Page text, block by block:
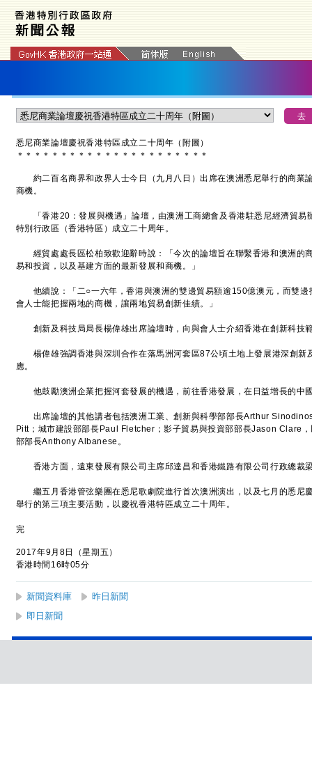
悉尼商業論壇慶祝香港特區成立二十周年（附圖）
＊ ＊ ＊ ＊ ＊ ＊ ＊ ＊ ＊ ＊ ＊ ＊ ＊ ＊ ＊ ＊ ＊ ＊ ＊ ＊ ＊ ＊
約二百名商界和政界人士今日（九月八日）出席在澳洲悉尼舉行的商業
商機。
「香港20：發展與機遇」論壇，由澳洲工商總會及香港駐悉尼經濟貿易
特別行政區（香港特區）成立二十周年。
經貿處處長區松柏致歡迎辭時說：「今次的論壇旨在聯繫香港和澳洲的
易和投資，以及基建方面的最新發展和商機。」
他續說：「二○一六年，香港與澳洲的雙邊貿易額逾150億澳元，而雙邊
會人士能把握兩地的商機，讓兩地貿易創新佳績。」
創新及科技局局長楊偉雄出席論壇時，向與會人士介紹香港在創新科技
楊偉雄強調香港與深圳合作在落馬洲河套區87公頃土地上發展港深創新
應。
他鼓勵澳洲企業把握河套發展的機遇，前往香港發展，在日益增長的中
出席論壇的其他講者包括澳洲工業、創新與科學部部長Arthur
Pitt；城市建設部部長Paul Fletcher；影子貿易與投資部部長Jason Clare
部部長Anthony Albanese。
香港方面，遠東發展有限公司主席邱達昌和香港鐵路有限公司行政總裁
繼五月香港管弦樂團在悉尼歌劇院進行首次澳洲演出，以及七月的悉尼
舉行的第三項主要活動，以慶祝香港特區成立二十周年。
完
2017年9月8日（星期五）
香港時間16時05分
新聞資料庫
昨日新聞
即日新聞